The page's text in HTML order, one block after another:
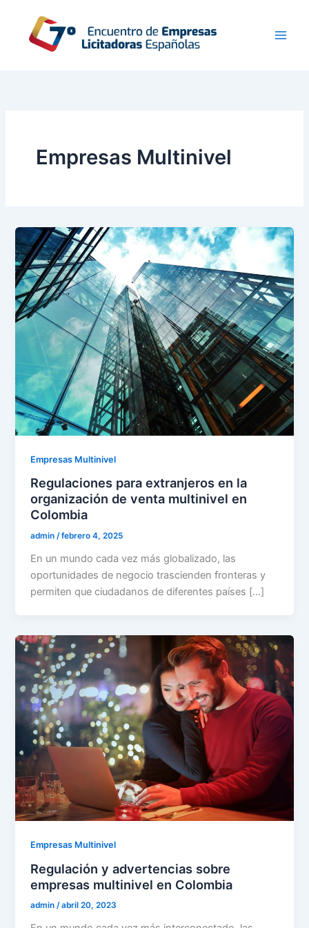
contenido
Empresas Multinivel
Empresas Multinivel
Regulaciones para extranjeros en la
organización de venta multinivel en
Colombia
admin/febrero 4, 2025
En un mundo cada vez más globalizado, las
oportunidades de negocio trascienden fronteras y
permiten que ciudadanos de diferentes países […]
Empresas Multinivel
Regulación y advertencias sobre
empresas multinivel en Colombia
admin/abril 20, 2023